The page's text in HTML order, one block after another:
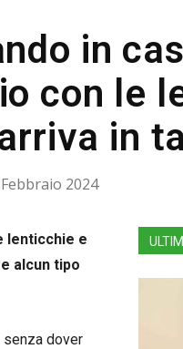
in
con le
in
2024
lenticchie e
alcun tipo
senza dover